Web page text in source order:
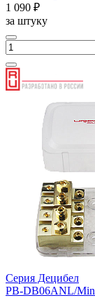
1 090 ₽
за штуку
Серия Децибел
PB-DB06ANL/